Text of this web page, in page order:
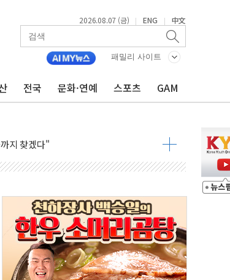
2026.08.07 (금) | ENG | 中文
패밀리 사이트
전국 문화·연예 스포츠 GAM
지 찾겠다"
완화 전환점"
급 확대·속도전 총력"
등
아"